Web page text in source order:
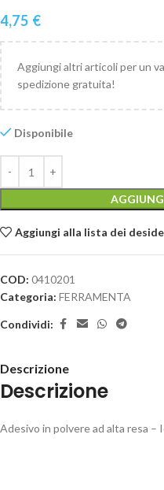
4,75 €
Aggiungi altri articoli per un
spedizione gratuita!
Disponibile
Aggiungi alla lista dei
COD: 0410201
Categoria: FERRAMENTA
Condividi:
Descrizione
Descrizione
Adesivo in polvere ad alta resa